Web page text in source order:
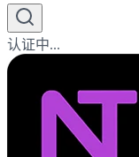
认证中...